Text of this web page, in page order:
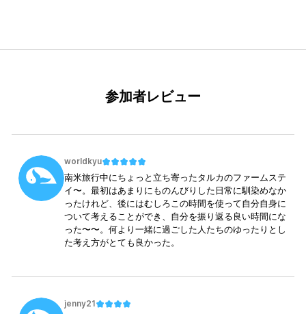
参加者レビュー
worldkyu
南米旅行中にちょっと立ち寄ったタルカのファームステ
イ〜。最初はあまりにものんびりした日常に馴染めなか
ったけれど、後にはむしろこの時間を使って自分自身に
ついて考えることができ、自分を振り返る良い時間にな
った〜〜。何より一緒に過ごした人たちのゆったりとし
た考え方がとても良かった。
jenny21